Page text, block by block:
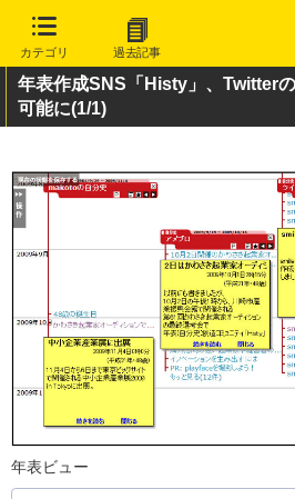
カテゴリ 過去記事
年表作成SNS「Histy」、Twitter
可能に(1/1)
年表ビュー